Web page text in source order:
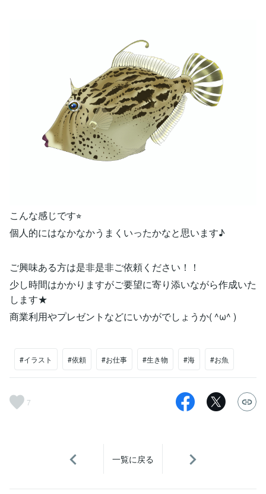
こんな感じです⭐︎
個人的にはなかなかうまくいったかなと思います♪
ご興味ある方は是非是非ご依頼ください！！
少し時間はかかりますがご要望に寄り添いながら作成いた
します★
商業利用やプレゼントなどにいかがでしょうか( ^ω^ )
#イラスト #依頼 #お仕事 #生き物 #海 #お魚
7
一覧に戻る